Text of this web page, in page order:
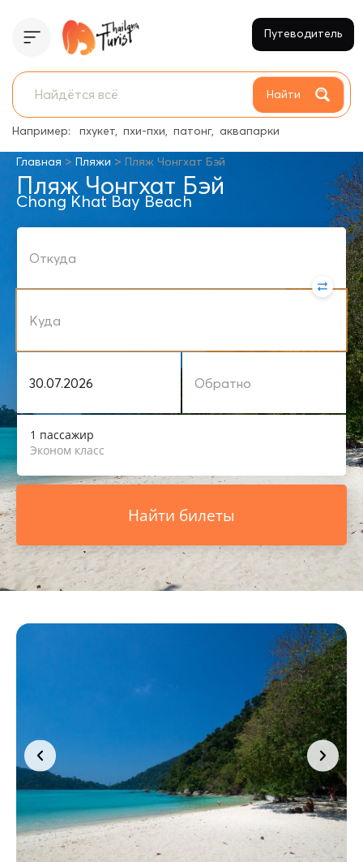
Найти
Например: пхукет пхи-пхи патонг аквапарки
Путеводитель
Главная > Пляжи > Пляж Чонгхат Бэй
Пляж Чонгхат Бэй
Chong Khat Bay Beach
1 пассажир
Эконом класс
Найти билеты